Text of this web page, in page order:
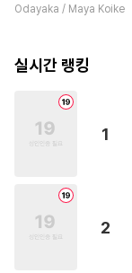
받고 있습니다 [단행본]
Odayaka / Maya Koike
실시간 랭킹
1
2